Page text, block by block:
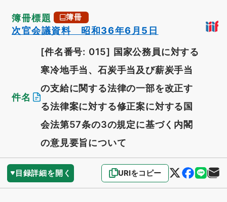
簿冊標題 簿冊
次官会議資料 昭和36年6月5日
件名
[件名番号: 015] 国家公務員に対する
寒冷地手当、石炭手当及び薪炭手当
の支給に関する法律の一部を改正す
る法律案に対する修正案に対する国
会法第57条の3の規定に基づく内閣
の意見要旨について
目録詳細を開く URIをコピー